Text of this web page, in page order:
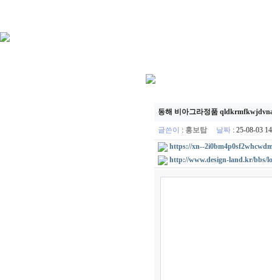
동해 비아그라정품
글쓴이 : 홍보탑 날짜 : 25-08-03
https://xn--
http://www.design-land.kr/bbs/